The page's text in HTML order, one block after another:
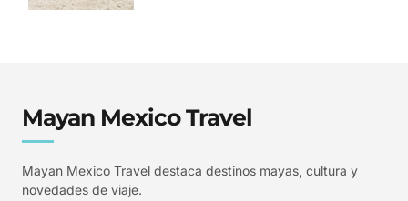
Mayan Mexico Travel
Mayan Mexico Travel destaca destinos mayas, cultura y
novedades de viaje.